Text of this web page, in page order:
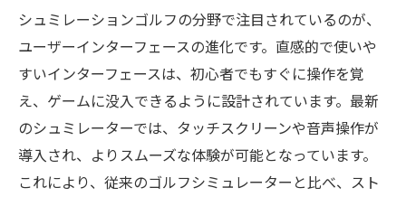
シュミレーションゴルフの分野で注目されているのが、
ユーザーインターフェースの進化です。直感的で使いや
すいインターフェースは、初心者でもすぐに操作を覚
え、ゲームに没入できるように設計されています。最新
のシュミレーターでは、タッチスクリーンや音声操作が
導入され、よりスムーズな体験が可能となっています。
これにより、従来のゴルフシミュレーターと比べ、スト